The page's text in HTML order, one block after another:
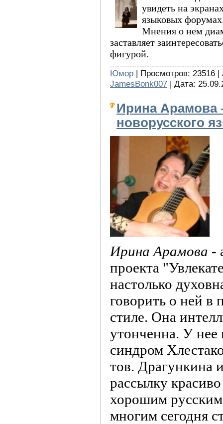
увидеть на
языковых
Мнения о нем
заставляет
фигурой.
Юмор | Просмотров: 23516
JamesBonk007 | Дата:
Ирина Арамова
новорусского
Ирина Арамова -
проекта
настолько
говорить о ней
стиле. Она
утонченна. У нее
синдром
тов. Драгункина
рассылку
хорошим русским
многим сегодня